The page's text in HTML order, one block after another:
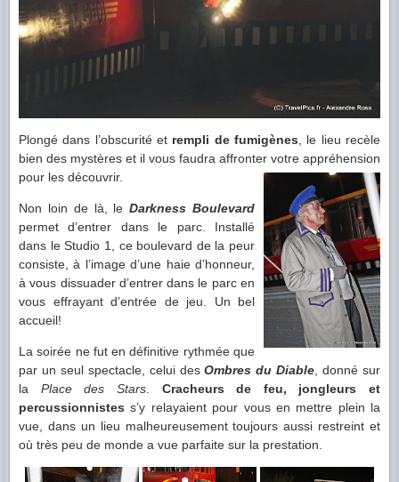
Plongé dans l’obscurité et rempli de fumigènes, le lieu recèle
bien des mystères et il vous faudra affronter votre appréhension
pour les découvrir.
Non loin de là, leDarkness Boulevard
permet d’entrer dans le parc. Installé
dans le Studio 1, ce boulevard de la peur
consiste, à l’image d’une haie d’honneur,
à vous dissuader d’entrer dans le parc en
vous effrayant d’entrée de jeu. Un bel
accueil!
La soirée ne fut en définitive rythmée que
par un seul spectacle, celui desOmbres du Diable, donné sur
la Place des Stars. Cracheurs de feu, jongleurs et
percussionnistes s’y relayaient pour vous en mettre plein la
vue, dans un lieu malheureusement toujours aussi restreint et
où très peu de monde a vue parfaite sur la prestation.